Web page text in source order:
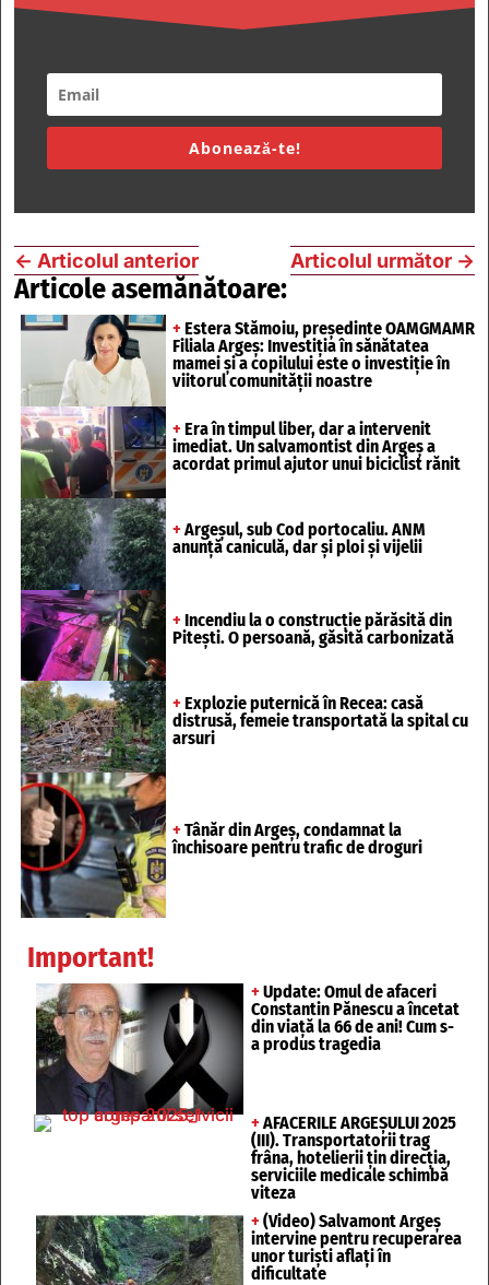
Abonează-te!
← Articolul anterior Articolul următor →
Articole asemănătoare:
+ Estera Stămoiu, președinte OAMGMAMR
Filiala Argeș: Investiția în sănătatea
mamei și a copilului este o investiție în
viitorul comunității noastre
+ Era în timpul liber, dar a intervenit
imediat. Un salvamontist din Argeș a
acordat primul ajutor unui biciclist rănit
+ Argeșul, sub Cod portocaliu. ANM
anunță caniculă, dar și ploi și vijelii
+ Incendiu la o construcție părăsită din
Pitești. O persoană, găsită carbonizată
+ Explozie puternică în Recea: casă
distrusă, femeie transportată la spital cu
arsuri
+ Tânăr din Argeș, condamnat la
închisoare pentru trafic de droguri
Important!
+ Update: Omul de afaceri
Constantin Pănescu a încetat
din viață la 66 de ani! Cum s-
a produs tragedia
+ AFACERILE ARGEȘULUI 2025
(III). Transportatorii trag
frâna, hotelierii țin direcția,
serviciile medicale schimbă
viteza
+ (Video) Salvamont Argeș
intervine pentru recuperarea
unor turişti aflaţi în
dificultate